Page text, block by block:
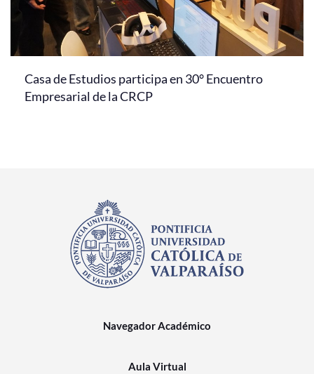
Casa de Estudios participa en 30° Encuentro
Empresarial de la CRCP
Navegador Académico
Aula Virtual